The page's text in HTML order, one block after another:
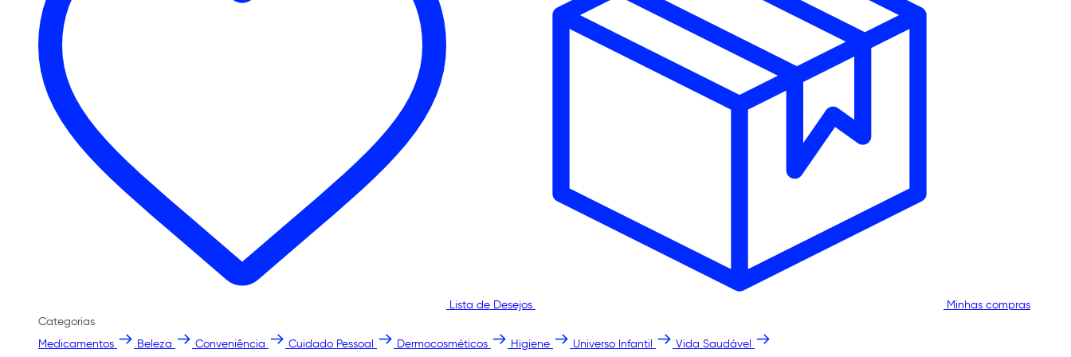
Lista de Desejos
Minhas compras
Categorias
Medicamentos
Beleza Conveniência Cuidado Pessoal Dermocosméticos Higiene Universo Infantil Vida Saudável